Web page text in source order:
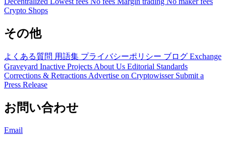
Crypto Shops
その他
よくある質問 用語集 プライバシーポリシー ブログ Exchange
Graveyard Inactive Projects About Us Editorial Standards
Corrections & Retractions Advertise on Cryptowisser Submit a
Press Release
お問い合わせ
Email